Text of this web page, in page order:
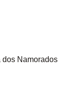
dos Namorados